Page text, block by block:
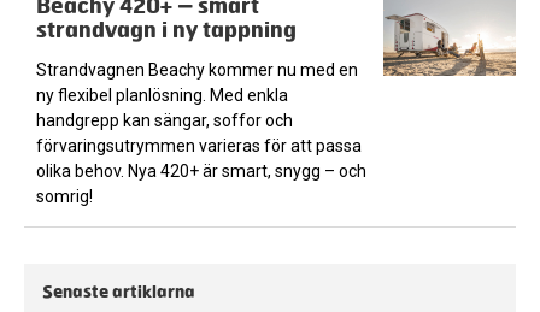
Senaste artiklarna
strandvagn i ny tappning
Strandvagnen Beachy kommer nu med en
ny flexibel planlösning. Med enkla
handgrepp kan sängar, soffor och
förvaringsutrymmen varieras för att passa
olika behov. Nya 420+ är smart, snygg – och
somrig!